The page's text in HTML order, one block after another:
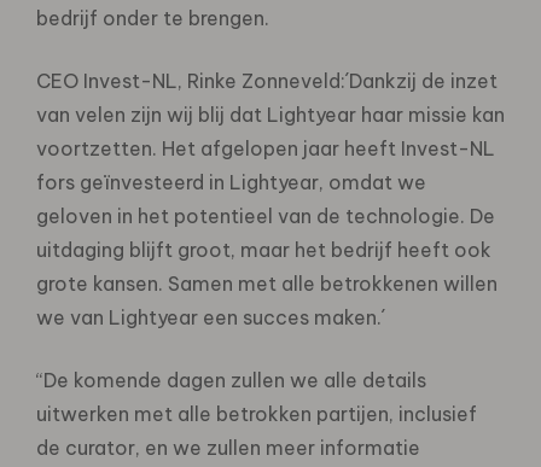
bedrijf onder te brengen.
CEO Invest-NL, Rinke Zonneveld:´Dankzij de inzet
van velen zijn wij blij dat Lightyear haar missie kan
voortzetten. Het afgelopen jaar heeft Invest-NL
fors geïnvesteerd in Lightyear, omdat we
geloven in het potentieel van de technologie. De
uitdaging blijft groot, maar het bedrijf heeft ook
grote kansen. Samen met alle betrokkenen willen
we van Lightyear een succes maken.´
“De komende dagen zullen we alle details
uitwerken met alle betrokken partijen, inclusief
de curator, en we zullen meer informatie